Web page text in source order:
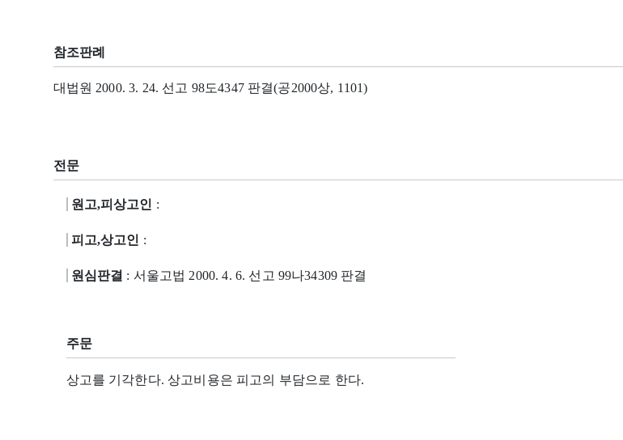
참조판례
대법원 2000. 3. 24. 선고 98도4347 판결(공2000상, 1101)
전문
원고,피상고인 :
피고,상고인 :
원심판결 : 서울고법 2000. 4. 6. 선고 99나34309 판결
주문
상고를 기각한다. 상고비용은 피고의 부담으로 한다.